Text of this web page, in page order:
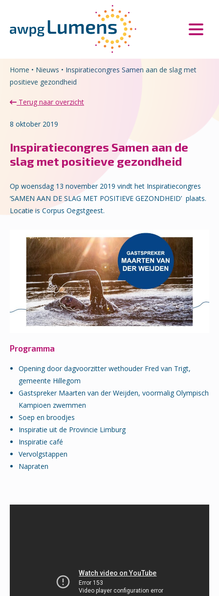
Home • Nieuws • Inspiratiecongres Samen aan de slag met
positieve gezondheid
Terug naar overzicht
8 oktober 2019
Inspiratiecongres Samen aan de
slag met positieve gezondheid
Op woensdag 13 november 2019 vindt het Inspiratiecongres
‘SAMEN AAN DE SLAG MET POSITIEVE GEZONDHEID’ plaats.
Locatie is Corpus Oegstgeest.
Programma
Opening door dagvoorzitter wethouder Fred van Trigt,
gemeente Hillegom
Gastspreker Maarten van der Weijden, voormalig Olympisch
Kampioen zwemmen
Soep en broodjes
Inspiratie uit de Provincie Limburg
Inspiratie café
Vervolgstappen
Napraten